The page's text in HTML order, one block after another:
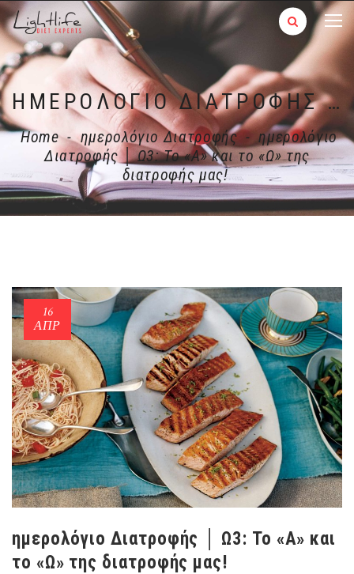
ΗΜΕΡΟΛΌΓΙΟ ΔΙΑΤΡΟΦΉΣ │ Ω3: ΤΟ «Α» ΚΑΙ ΤΟ «Ω» ΤΗΣ ΔΙΑΤΡΟΦΉΣ ΜΑΣ!
Home - ημερολόγιο Διατροφής - ημερολόγιο
Διατροφής │ Ω3: Το «Α» και το «Ω» της
διατροφής μας!
16
ΑΠΡ
ημερολόγιο Διατροφής │ Ω3: Το «Α» και
το «Ω» της διατροφής μας!